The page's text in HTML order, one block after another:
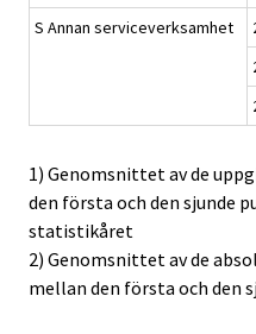
S Annan serviceverksamhet
1) Genomsnittet av de
den första och den sjunde
statistikåret
2) Genomsnittet av de
mellan den första och den